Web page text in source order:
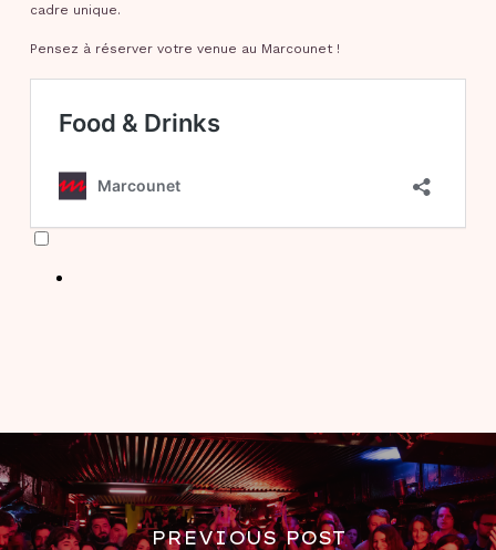
cadre unique.
Pensez à réserver votre venue au Marcounet !
PREVIOUS POST